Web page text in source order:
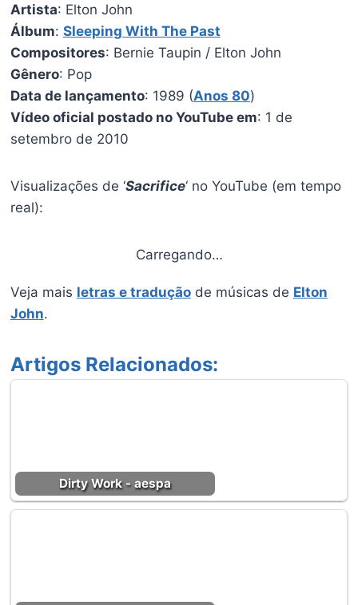
Artista: Elton John
Álbum: Sleeping With The Past
Compositores: Bernie Taupin / Elton John
Gênero: Pop
Data de lançamento: 1989 (Anos 80)
Vídeo oficial postado no YouTube em: 1 de
setembro de 2010
Visualizações de ‘Sacrifice‘ no YouTube (em tempo
real):
Carregando…
Veja mais letras e traduçãode músicas de Elton
John.
Artigos Relacionados:
Dirty Work - aespa